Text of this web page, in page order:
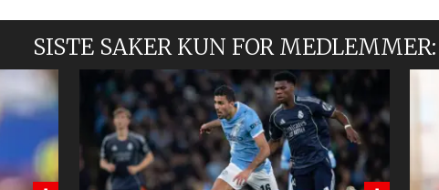
SISTE SAKER KUN FOR MEDLEMMER: